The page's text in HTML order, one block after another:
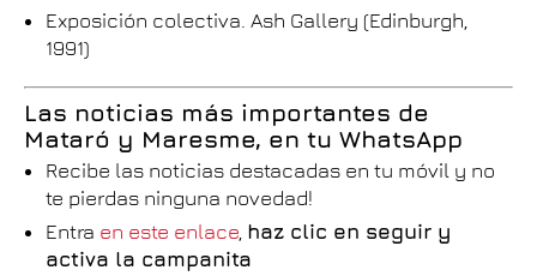
Exposición colectiva. Ash Gallery (Edinburgh,
1991)
Las noticias más importantes de
Mataró y Maresme, en tu WhatsApp
Recibe las noticias destacadas en tu móvil y no
te pierdas ninguna novedad!
Entra en este enlace, haz clic en seguir y
activa la campanita